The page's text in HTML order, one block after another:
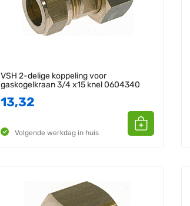
VSH 2-delige koppeling voor
gaskogelkraan 3/4 x15 knel 0604340
13,32
Volgende werkdag in huis